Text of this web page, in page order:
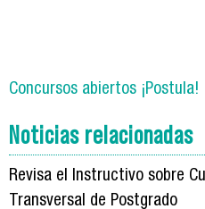
Concursos abiertos ¡Postula!
Noticias relacionadas
Revisa el Instructivo sobre
Transversal de Postgrado